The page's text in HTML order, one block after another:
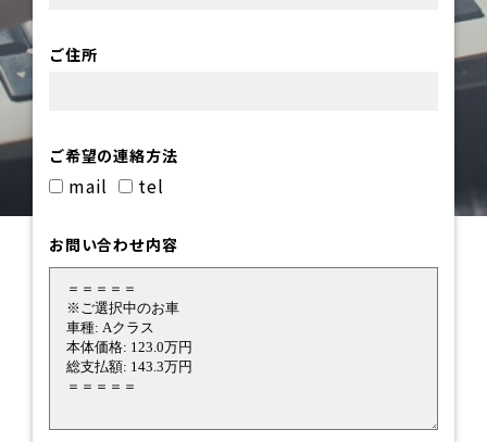
ご住所
ご希望の連絡方法
mail tel
お問い合わせ内容